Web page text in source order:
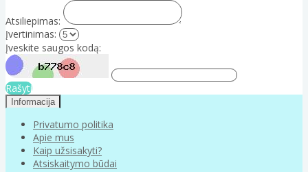
Atsiliepimas:
Įvertinimas:
Įveskite saugos kodą:
Rašyti
Informacija
Privatumo politika
Apie mus
Kaip užsisakyti?
Atsiskaitymo būdai